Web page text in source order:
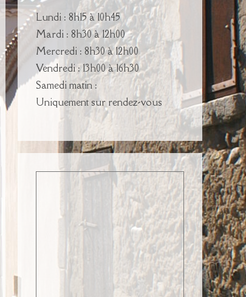
Lundi : 8h15 à 10h45
Mardi : 8h30 à 12h00
Mercredi : 8h30 à 12h00
Vendredi : 13h00 à 16h30
Samedi matin :
Uniquement sur rendez-vous